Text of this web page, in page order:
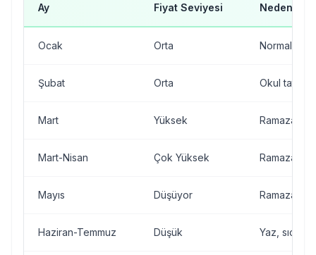
Ay Fiyat Seviyesi Neden?
Ocak Orta Normal
Şubat Orta Okul tatili
Mart Yüksek Ramazan
Mart-Nisan Çok Yüksek Ramazan
Mayıs Düşüyor Ramazan
Haziran-Temmuz Düşük Yaz, sıcak